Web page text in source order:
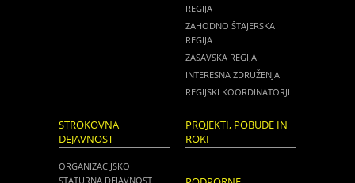
REGIJA
ZAHODNO ŠTAJERSKA
REGIJA
ZASAVSKA REGIJA
INTERESNA ZDRUŽENJA
REGIJSKI KOORDINATORJI
STROKOVNA
DEJAVNOST
ORGANIZACIJSKO
STATURNA DEJAVNOST
PROJEKTI, POBUDE IN
ROKI